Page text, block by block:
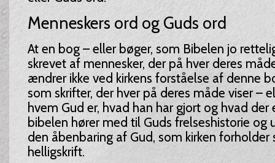
Menneskers ord og Guds ord
At en bog – eller bøger, som Bibelen jo
skrevet af mennesker, der på hver deres
ændrer ikke ved kirkens forståelse af denne
som skrifter, der hver på deres måde viser –
hvem Gud er, hvad han har gjort og hvad der
bibelen hører med til Guds frelseshistorie og
den åbenbaring af Gud, som kirken forholder
helligskrift.